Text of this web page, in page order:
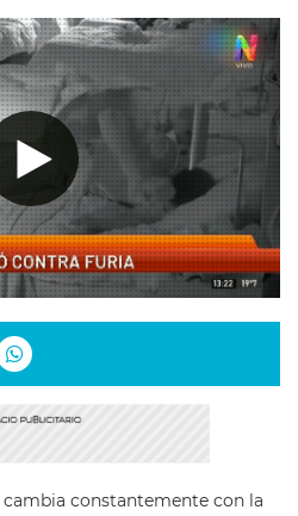
cambia constantemente con la